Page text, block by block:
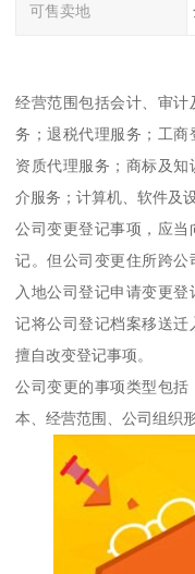
可售卖地
经营范围包括会计、审
务；退税代理服务；工
资质代理服务；商标及
介服务；计算机、软件及
公司变更登记事项，应
记。但公司变更住所跨
入地公司登记申请变更
记将公司登记档案移送
擅自改变登记事项。
公司变更的事项类型包
本、经营范围、公司组织